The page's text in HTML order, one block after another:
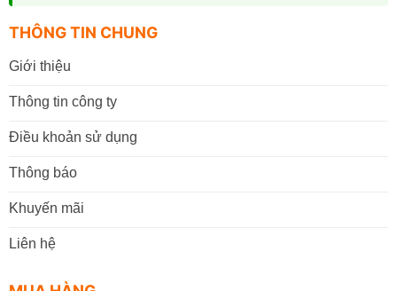
THÔNG TIN CHUNG
Giới thiệu
Thông tin công ty
Điều khoản sử dụng
Thông báo
Khuyến mãi
Liên hệ